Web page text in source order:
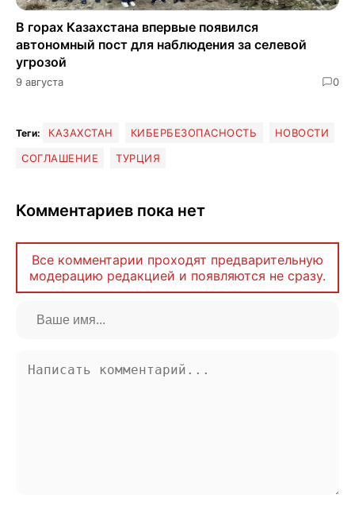
В горах Казахстана впервые появился
автономный пост для наблюдения за селевой
угрозой
9 августа 0
Теги: КАЗАХСТАН КИБЕРБЕЗОПАСНОСТЬ
НОВОСТИ
СОГЛАШЕНИЕ
ТУРЦИЯ
Комментариев пока нет
Все комментарии проходят предварительную
модерацию редакцией и появляются не сразу.